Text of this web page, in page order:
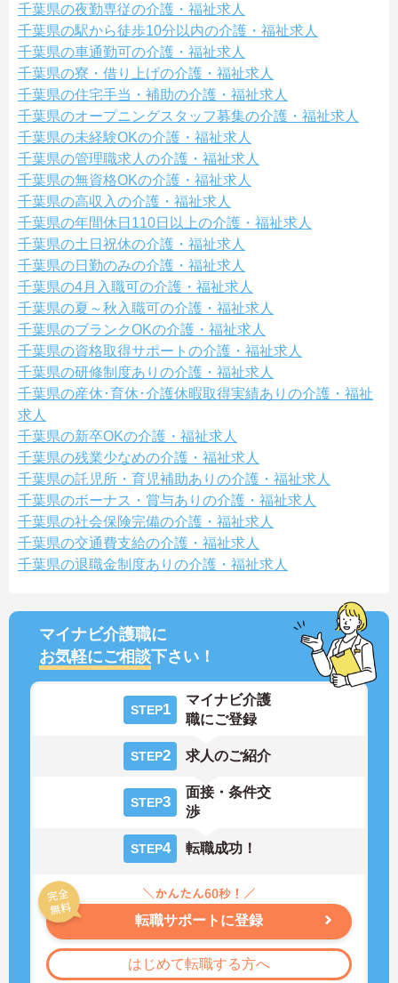
千葉県の夜勤専従の介護・福祉求人
千葉県の駅から徒歩10分以内の介護・福祉求人
千葉県の車通勤可の介護・福祉求人
千葉県の寮・借り上げの介護・福祉求人
千葉県の住宅手当・補助の介護・福祉求人
千葉県のオープニングスタッフ募集の介護・福祉求人
千葉県の未経験OKの介護・福祉求人
千葉県の管理職求人の介護・福祉求人
千葉県の無資格OKの介護・福祉求人
千葉県の高収入の介護・福祉求人
千葉県の年間休日110日以上の介護・福祉求人
千葉県の土日祝休の介護・福祉求人
千葉県の日勤のみの介護・福祉求人
千葉県の4月入職可の介護・福祉求人
千葉県の夏～秋入職可の介護・福祉求人
千葉県のブランクOKの介護・福祉求人
千葉県の資格取得サポートの介護・福祉求人
千葉県の研修制度ありの介護・福祉求人
千葉県の産休･育休･介護休暇取得実績ありの介護・福祉
求人
千葉県の新卒OKの介護・福祉求人
千葉県の残業少なめの介護・福祉求人
千葉県の託児所・育児補助ありの介護・福祉求人
千葉県のボーナス・賞与ありの介護・福祉求人
千葉県の社会保険完備の介護・福祉求人
千葉県の交通費支給の介護・福祉求人
千葉県の退職金制度ありの介護・福祉求人
マイナビ介護職に
お気軽にご相談下さい！
STEP1
マイナビ介護
職にご登録
STEP2 求人のご紹介
STEP3
面接・条件交
渉
STEP4 転職成功！
転職サポートに登録
はじめて転職する方へ